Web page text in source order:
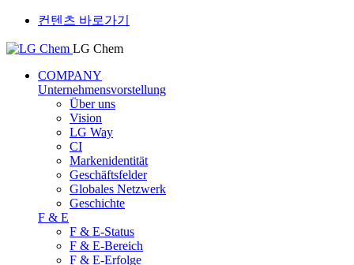
컨텐츠 바로가기
LG Chem
COMPANY
Unternehmensvorstellung
Über uns
Vision
LG Way
CI
Markenidentität
Geschäftsfelder
Globales Netzwerk
Geschichte
F & E
F & E-Status
F & E-Bereich
F & E-Erfolge